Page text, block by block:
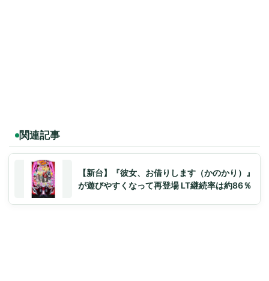
関連記事
【新台】『彼女、お借りします（かのかり）』
が遊びやすくなって再登場 LT継続率は約86％